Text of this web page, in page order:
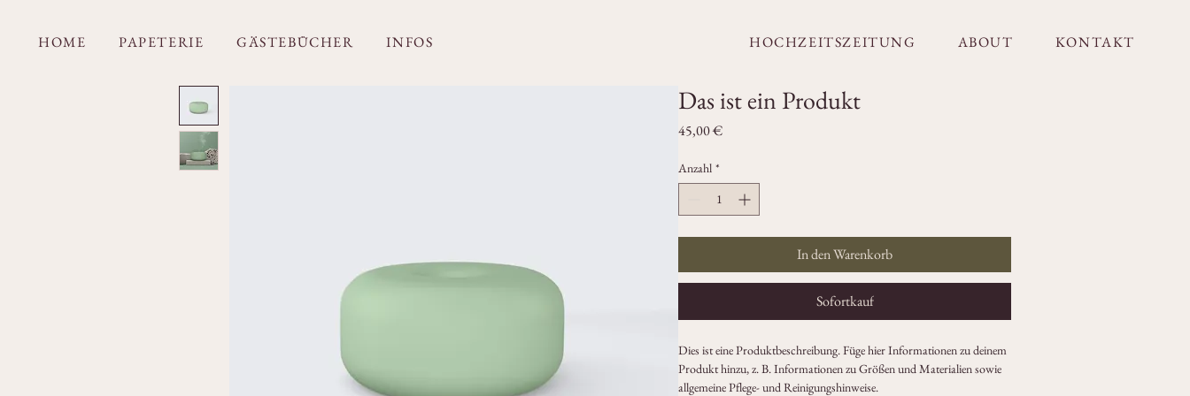
HOME PAPETERIE GÄSTEBÜCHER INFOS HOCHZEITSZEITUNG ABOUT KONTAKT
Das ist ein Produkt
45,00 €Preis
Anzahl *
In den Warenkorb
Sofortkauf
Dies ist eine Produktbeschreibung. Füge hier Informationen zu deinem
Produkt hinzu, z. B. Informationen zu Größen und Materialien sowie
allgemeine Pflege- und Reinigungshinweise.